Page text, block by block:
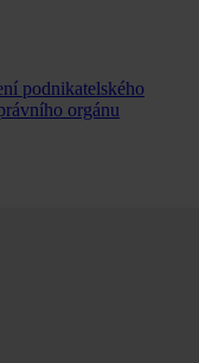
podnikatelského
orgánu